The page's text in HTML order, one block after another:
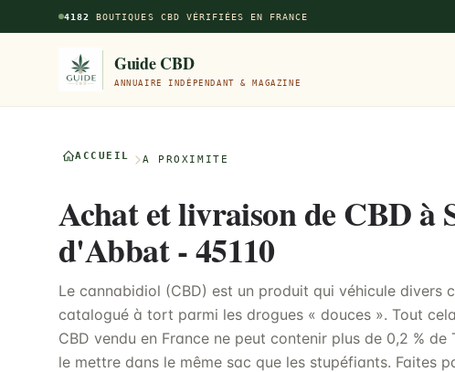
Aller au contenu principal
4182 BOUTIQUES CBD VÉRIFIÉES EN FRANCE
Guide CBD
ANNUAIRE INDÉPENDANT & MAGAZINE
ACCUEIL À PROXIMITÉ
Achat et livraison de CBD
d'Abbat - 45110
Le cannabidiol (CBD) est un produit qui véhicule divers
catalogué à tort parmi les drogues « douces ». Tout
CBD vendu en France ne peut contenir plus de 0,2 %
le mettre dans le même sac que les stupéfiants. Faites